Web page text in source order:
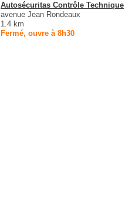
Autosécuritas Contrôle Technique
avenue Jean Rondeaux
1.4 km
Fermé, ouvre à 8h30